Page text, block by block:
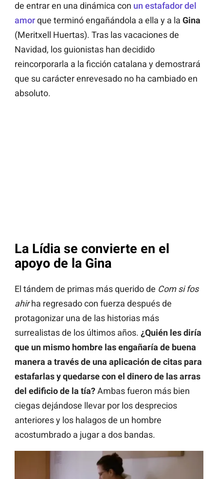
de entrar en una dinámica con un estafador del
amorque terminó engañándola a ella y a la Gina
(Meritxell Huertas). Tras las vacaciones de
Navidad, los guionistas han decidido
reincorporarla a la ficción catalana y demostrará
que su carácter enrevesado no ha cambiado en
absoluto.
La Lídia se convierte en el
apoyo de la Gina
El tándem de primas más querido de Com si fos
ahirha regresado con fuerza después de
protagonizar una de las historias más
surrealistas de los últimos años. ¿Quién les diría
que un mismo hombre las engañaría de buena
manera a través de una aplicación de citas para
estafarlas y quedarse con el dinero de las arras
del edificio de la tía?Ambas fueron más bien
ciegas dejándose llevar por los desprecios
anteriores y los halagos de un hombre
acostumbrado a jugar a dos bandas.